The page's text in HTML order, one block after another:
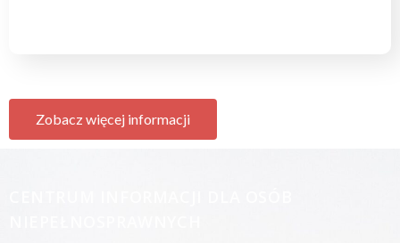
Zobacz więcej informacji